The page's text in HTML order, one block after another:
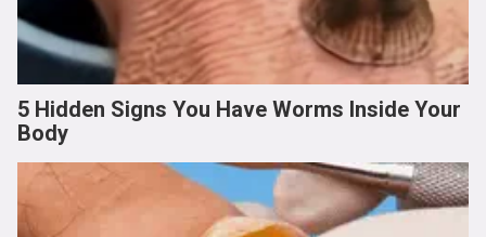
5 Hidden Signs You Have Worms Inside Your
Body